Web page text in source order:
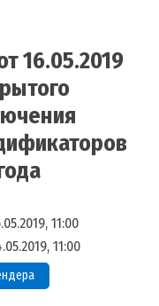
16.05.2019
11:00
11:00